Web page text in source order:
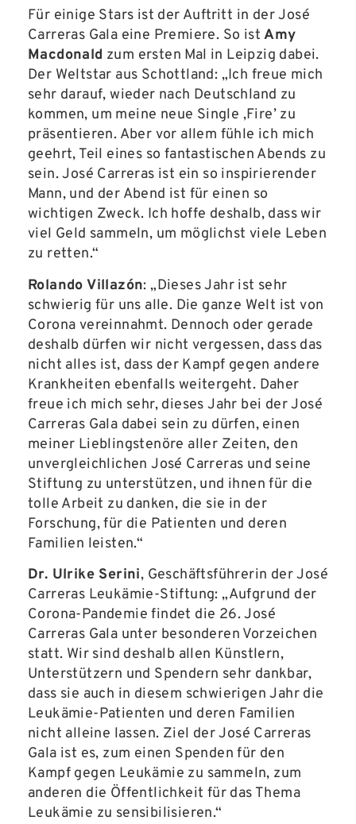
Für einige Stars ist der Auftritt in der José
Carreras Gala eine Premiere. So istAmy
Macdonald zum ersten Mal in Leipzig dabei.
Der Weltstar aus Schottland: „Ich freue mich
sehr darauf, wieder nach Deutschland zu
kommen, um meine neue Single ,Fire’ zu
präsentieren. Aber vor allem fühle ich mich
geehrt, Teil eines so fantastischen Abends zu
sein. José Carreras ist ein so inspirierender
Mann, und der Abend ist für einen so
wichtigen Zweck. Ich hoffe deshalb, dass wir
viel Geld sammeln, um möglichst viele Leben
zu retten.“
Rolando Villazón: „Dieses Jahr ist sehr
schwierig für uns alle. Die ganze Welt ist von
Corona vereinnahmt. Dennoch oder gerade
deshalb dürfen wir nicht vergessen, dass das
nicht alles ist, dass der Kampf gegen andere
Krankheiten ebenfalls weitergeht. Daher
freue ich mich sehr, dieses Jahr bei der José
Carreras Gala dabei sein zu dürfen, einen
meiner Lieblingstenöre aller Zeiten, den
unvergleichlichen José Carreras und seine
Stiftung zu unterstützen, und ihnen für die
tolle Arbeit zu danken, die sie in der
Forschung, für die Patienten und deren
Familien leisten.“
Dr. Ulrike Serini, Geschäftsführerin der José
Carreras Leukämie-Stiftung: „Aufgrund der
Corona-Pandemie findet die 26. José
Carreras Gala unter besonderen Vorzeichen
statt. Wir sind deshalb allen Künstlern,
Unterstützern und Spendern sehr dankbar,
dass sie auch in diesem schwierigen Jahr die
Leukämie-Patienten und deren Familien
nicht alleine lassen. Ziel der José Carreras
Gala ist es, zum einen Spenden für den
Kampf gegen Leukämie zu sammeln, zum
anderen die Öffentlichkeit für das Thema
Leukämie zu sensibilisieren.“